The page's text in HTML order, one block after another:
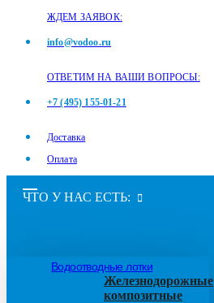
ЖДЕМ ЗАЯВОК:
info@vodoo.ru
ОТВЕТИМ НА ВАШИ ВОПРОСЫ:
+7 (495) 155-01-21
Доставка
Оплата
ЧТО У НАС ЕСТЬ:
Водоотводные лотки
Железнодорожные
композитные